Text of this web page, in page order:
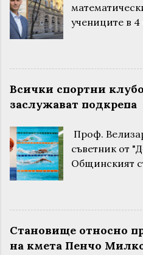
учениците в 4
сред най-
случайни
кръг на
“Математика
гимназии в 5
в МГ “Баба
поставя
Бургас. Второ
точно на
родителите,
Всички спортни
заслужават подкрепа
Проф.
съветник от
Общинският
алармира, че
Наредбата за
Русе са
грубия
Становище относно
на кмета Пенчо